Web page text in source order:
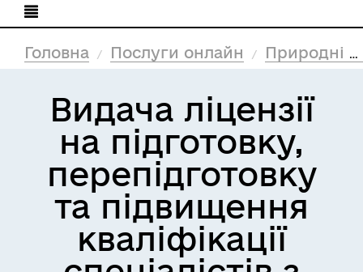
Головна Послуги онлайн Природні ресурси та екологія
Видача ліцензії
на підготовку,
перепідготовку
та підвищення
кваліфікації